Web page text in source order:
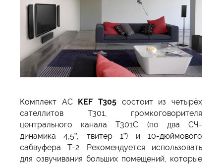
Комплект АС KEF T305 состоит из четырёх
сателлитов T301, громкоговорителя
центрального канала T301C (по два СЧ-
динамика 4,5”, твитер 1”) и 10-дюймового
сабвуфера T-2. Рекомендуется использовать
для озвучивания больших помещений, которые